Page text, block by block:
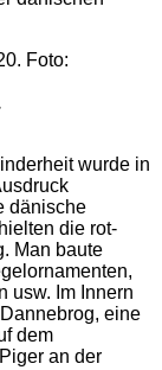
wurde in
dänische
die rot-
Man baute
usw. Im Innern
eine
dem
an der